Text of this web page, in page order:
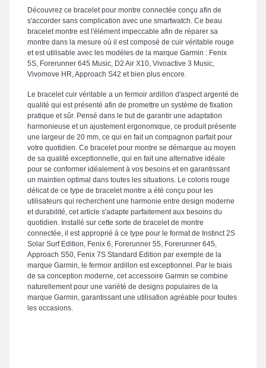
Découvrez ce bracelet pour montre connectée conçu afin de
s'accorder sans complication avec une smartwatch. Ce beau
bracelet montre est l'élément impeccable afin de réparer sa
montre dans la mesure où il est composé de cuir véritable rouge
et est utilisable avec les modèles de la marque Garmin : Fenix
5S, Forerunner 645 Music, D2 Air X10, Vivoactive 3 Music,
Vivomove HR, Approach S42 et bien plus encore.
Le bracelet cuir véritable a un fermoir ardillon d'aspect argenté de
qualité qui est présenté afin de promettre un système de fixation
pratique et sûr. Pensé dans le but de garantir une adaptation
harmonieuse et un ajustement ergonomique, ce produit présente
une largeur de 20 mm, ce qui en fait un compagnon parfait pour
votre quotidien. Ce bracelet pour montre se démarque au moyen
de sa qualité exceptionnelle, qui en fait une alternative idéale
pour se conformer idéalement à vos besoins et en garantissant
un maintien optimal dans toutes les situations. Le coloris rouge
délicat de ce type de bracelet montre a été conçu pour les
utilisateurs qui recherchent une harmonie entre design moderne
et durabilité, cet article s'adapte parfaitement aux besoins du
quotidien. Installé sur cette sorte de bracelet de montre
connectée, il est approprié à ce type pour le format de Instinct 2S
Solar Surf Edition, Fenix 6, Forerunner 55, Forerunner 645,
Approach S50, Fenix 7S Standard Edition par exemple de la
marque Garmin, le fermoir ardillon est exceptionnel. Par le biais
de sa conception moderne, cet accessoire Garmin se combine
naturellement pour une variété de designs populaires de la
marque Garmin, garantissant une utilisation agréable pour toutes
les occasions.